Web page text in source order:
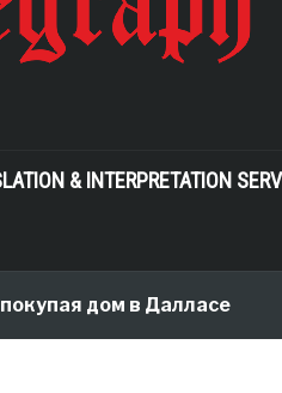
& INTERPRETATION
дом в Далласе